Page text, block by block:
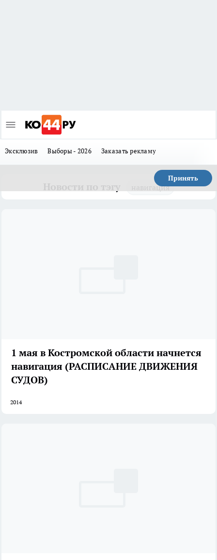
Эксклюзив Выборы - 2026 Заказать рекламу
Принять
навигация
1 мая в Костромской области начнется
навигация (РАСПИСАНИЕ ДВИЖЕНИЯ
СУДОВ)
2014